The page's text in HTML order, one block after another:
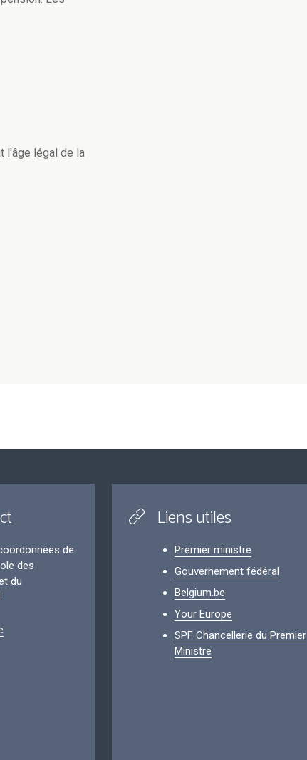
l'âge légal de la
de
des
du
Liens utiles
Premier ministre
Gouvernement fédéral
Belgium.be
Your Europe
SPF Chancellerie du Premier
Ministre